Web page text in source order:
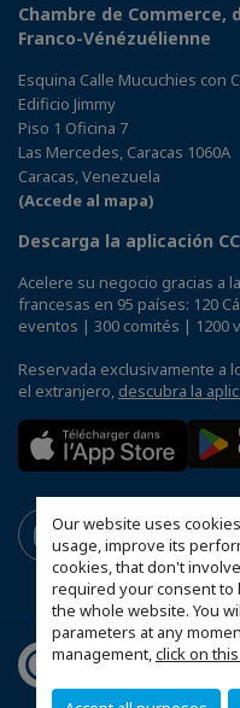
Our website uses
usage, improve its
cookies, that don't
required your consent to
the whole website. You
parameters at any
management,click on
Chambre de
Franco-Vénézuélienne
Esquina Calle Mucuchies con
Edificio Jimmy
Piso 1 Oficina 7
Las Mercedes, Caracas 1060A
Caracas, Venezuela
(Accede al mapa)
Descarga la aplicación
Acelere su negocio gracias a
francesas en 95 países: 120
eventos | 300 comités | 1200
Reservada exclusivamente a
el extranjero, descubra la